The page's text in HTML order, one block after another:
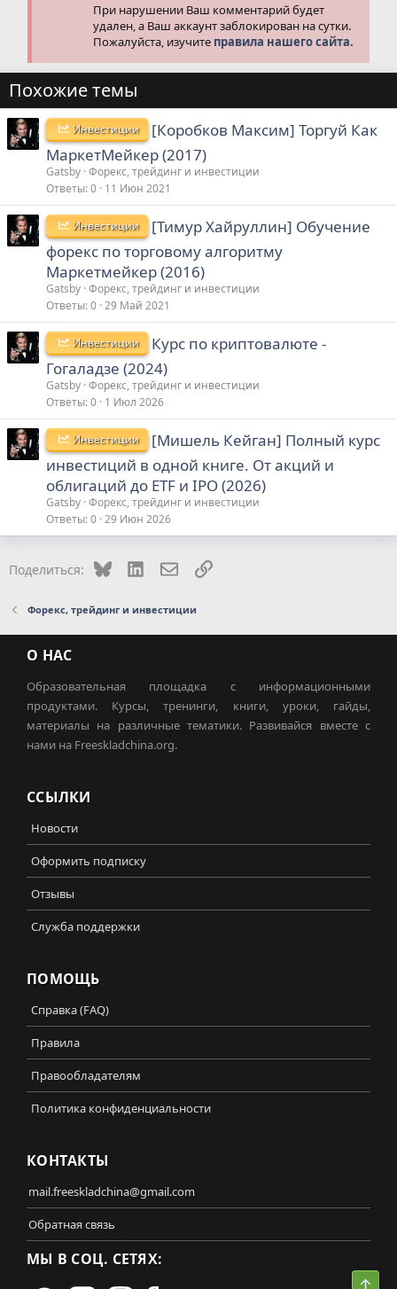
При нарушении Ваш комментарий будет
удален, а Ваш аккаунт заблокирован на сутки.
Пожалуйста, изучите правила нашего сайта.
Похожие темы
Инвестиции
[Коробков Максим] Торгуй Как
МаркетМейкер (2017)
Gatsby Форекс, трейдинг и инвестиции
Ответы 0 11 Июн 2021
Инвестиции
[Тимур Хайруллин] Обучение
форекс по торговому алгоритму
Маркетмейкер (2016)
Gatsby Форекс, трейдинг и инвестиции
Ответы 0 29 Май 2021
Инвестиции
Курс по криптовалюте -
Гогаладзе (2024)
Gatsby Форекс, трейдинг и инвестиции
Ответы 0 1 Июл 2026
Инвестиции
[Мишель Кейган] Полный курс
инвестиций в одной книге. От акций и
облигаций до ETF и IPO (2026)
Gatsby Форекс, трейдинг и инвестиции
Ответы 0 29 Июн 2026
Поделиться: Bluesky LinkedInЭлектронная почта
Ссылка
Форекс, трейдинг и инвестиции
О НАС
Образовательная площадка с информационными
продуктами. Курсы, тренинги, книги, уроки, гайды,
материалы на различные тематики. Развивайся вместе с
нами на Freeskladchina.org.
ССЫЛКИ
Новости
Оформить подписку
Отзывы
Служба поддержки
ПОМОЩЬ
Справка (FAQ)
Правила
Правообладателям
Политика конфиденциальности
КОНТАКТЫ
mail.freeskladchina@gmail.com
Обратная связь
МЫ В СОЦ. СЕТЯХ: